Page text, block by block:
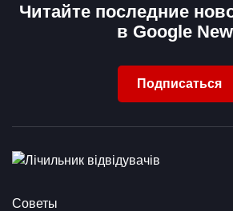
Читайте последние
в Google
Подписаться
Советы